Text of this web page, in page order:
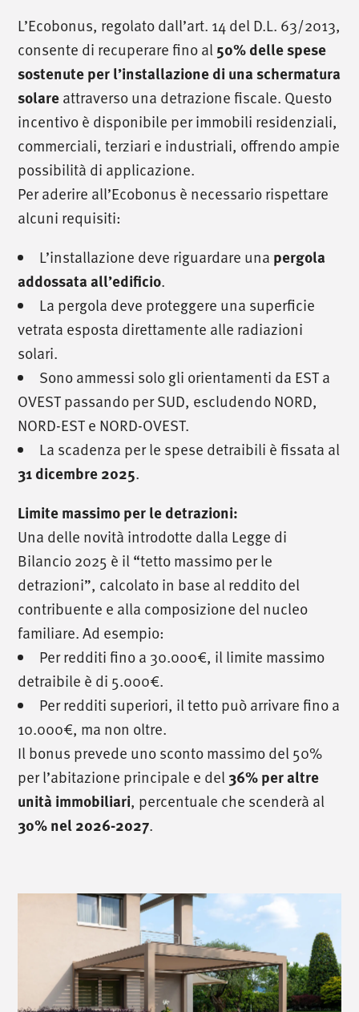
L’Ecobonus, regolato dall’art. 14 del D.L. 63/2013,
consente di recuperare fino al50% delle spese
sostenute per l’installazione di una schermatura
solareattraverso una detrazione fiscale. Questo
incentivo è disponibile per immobili residenziali,
commerciali, terziari e industriali, offrendo ampie
possibilità di applicazione.
Per aderire all’Ecobonus è necessario rispettare
alcuni requisiti:
L’installazione deve riguardare una pergola
addossata all’edificio.
La pergola deve proteggere una superficie
vetrata esposta direttamente alle radiazioni
solari.
Sono ammessi solo gli orientamenti da EST a
OVEST passando per SUD, escludendo NORD,
NORD-EST e NORD-OVEST.
La scadenza per le spese detraibili è fissata al
31 dicembre 2025.
Limite massimo per le detrazioni:
Una delle novità introdotte dalla Legge di
Bilancio 2025 è il “tetto massimo per le
detrazioni”, calcolato in base al reddito del
contribuente e alla composizione del nucleo
familiare. Ad esempio:
Per redditi fino a 30.000€, il limite massimo
detraibile è di 5.000€.
Per redditi superiori, il tetto può arrivare fino a
10.000€, ma non oltre.
Il bonus prevede uno sconto massimo del 50%
per l’abitazione principale e del36% per altre
unità immobiliari, percentuale che scenderà al
30% nel 2026-2027.